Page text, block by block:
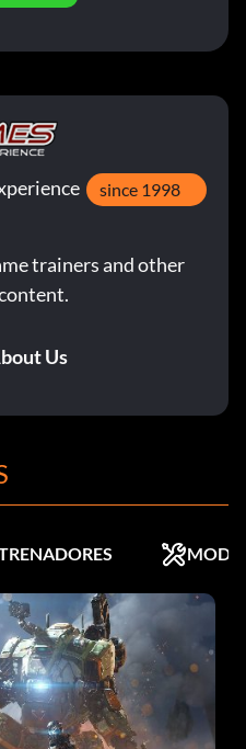
since 1998
trainers and other
Us
MODS